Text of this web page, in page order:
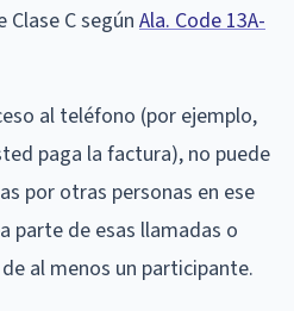
C según Ala. Code 13A-
al teléfono (por ejemplo,
paga la factura), no puede
por otras personas en ese
parte de esas llamadas o
al menos un participante.